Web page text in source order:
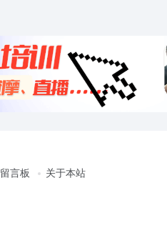
留言板 关于本站